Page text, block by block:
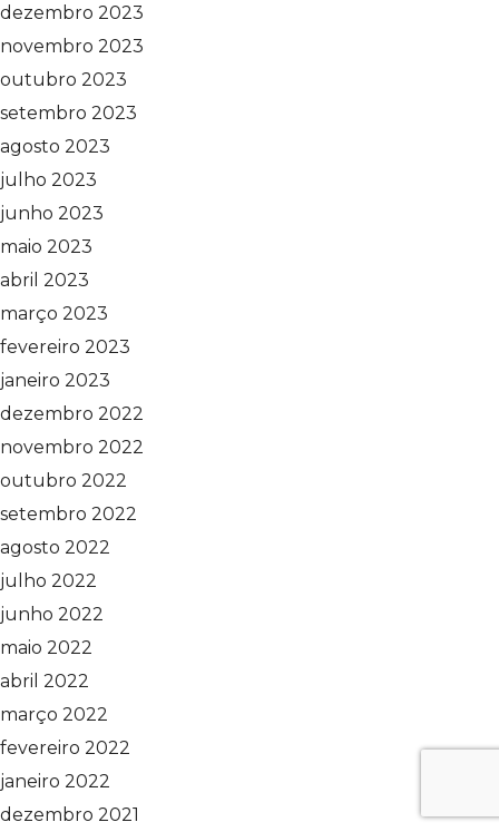
dezembro 2023
novembro 2023
outubro 2023
setembro 2023
agosto 2023
julho 2023
junho 2023
maio 2023
abril 2023
março 2023
fevereiro 2023
janeiro 2023
dezembro 2022
novembro 2022
outubro 2022
setembro 2022
agosto 2022
julho 2022
junho 2022
maio 2022
abril 2022
março 2022
fevereiro 2022
janeiro 2022
dezembro 2021